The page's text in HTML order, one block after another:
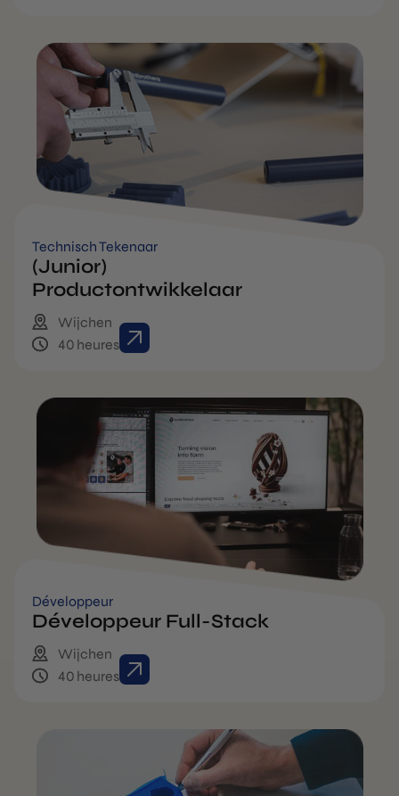
Technisch Tekenaar
(Junior)
Productontwikkelaar
Wijchen
40 heures
Développeur
Développeur Full-Stack
Wijchen
40 heures